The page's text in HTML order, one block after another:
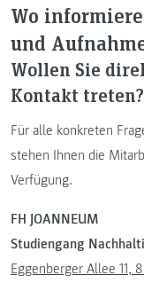
Wo
und
Wollen Sie
Kontakt treten?
Für alle konkreten
stehen Ihnen die
Verfügung.
FH JOANNEUM
Studiengang
Eggenberger Allee 11,